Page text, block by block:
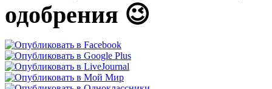
одобрения 😉